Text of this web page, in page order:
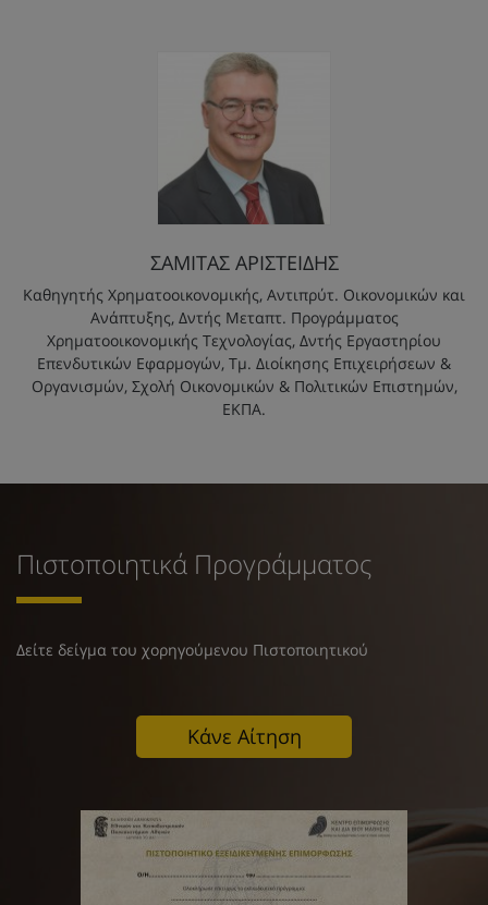
ΣΑΜΙΤΑΣ ΑΡΙΣΤΕΙΔΗΣ
Καθηγητής Χρηματοοικονομικής, Αντιπρύτ. Οικονομικών και
Ανάπτυξης, Δντής Μεταπτ. Προγράμματος
Χρηματοοικονομικής Τεχνολογίας, Δντής Εργαστηρίου
Επενδυτικών Εφαρμογών, Τμ. Διοίκησης Επιχειρήσεων &
Οργανισμών, Σχολή Οικονομικών & Πολιτικών Επιστημών,
ΕΚΠΑ.
Πιστοποιητικά Προγράμματος
Δείτε δείγμα του χορηγούμενου Πιστοποιητικού
Κάνε Αίτηση